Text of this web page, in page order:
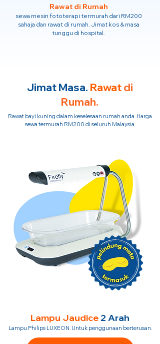
Rawat di Rumah
sewa mesin fototerapi termurah dari RM200
sahaja dan rawat di rumah. Jimat kos & masa
tunggu di hospital.
Jimat Masa. Rawatdi
Rumah.
Rawat bayi kuning dalam keselesaan rumah anda. Harga
sewa termurah RM200 di seluruh Malaysia.
Lampu Jaudice 2 Arah
Lampu Philips LUXEON. Untuk penggunaan berterusan.